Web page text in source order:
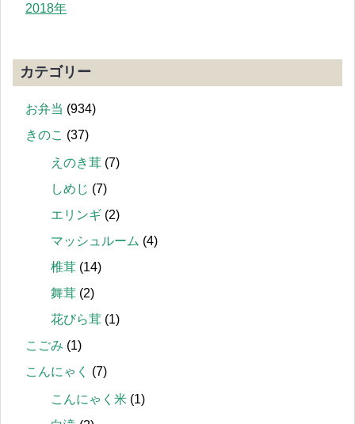
2018年
カテゴリー
お弁当 (934)
きのこ (37)
えのき茸 (7)
しめじ (7)
エリンギ (2)
マッシュルーム (4)
椎茸 (14)
舞茸 (2)
花びら茸 (1)
こごみ (1)
こんにゃく
(7)
こんにゃく米 (1)